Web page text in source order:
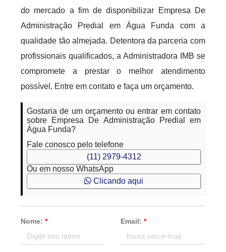
do mercado a fim de disponibilizar Empresa De
Administração Predial em Água Funda com a
qualidade tão almejada. Detentora da parceria com
profissionais qualificados, a Administradora IMB se
compromete a prestar o melhor atendimento
possível. Entre em contato e faça um orçamento.
Gostaria de um orçamento ou entrar em contato
sobre Empresa De Administração Predial em
Água Funda?
Fale conosco pelo telefone
(11) 2979-4312
Ou em nosso WhatsApp
Clicando aqui
Nome:* Email: *